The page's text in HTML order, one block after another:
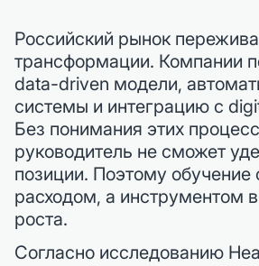
Российский рынок
трансформации. Компании
data-driven модели,
системы и интеграцию с
Без понимания этих
руководитель не сможет
позиции. Поэтому обучение
расходом, а инструментом
роста.
Согласно исследованию